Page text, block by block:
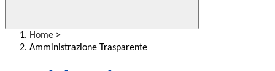
Home >
Amministrazione Trasparente